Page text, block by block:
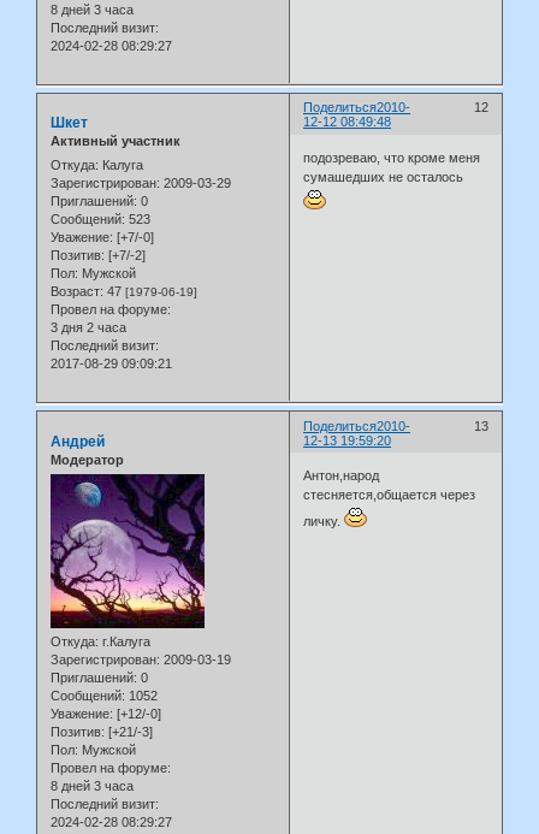
8 дней 3 часа
Последний визит:
2024-02-28 08:29:27
Поделиться 12
2010-
12-12 08:49:48
Шкет
Активный участник
Откуда: Калуга
Зарегистрирован: 2009-03-29
Приглашений: 0
Сообщений: 523
Уважение: [+7/-0]
Позитив: [+7/-2]
Пол: Мужской
Возраст: 47 [1979-06-19]
Провел на форуме:
3 дня 2 часа
Последний визит:
2017-08-29 09:09:21
подозреваю, что кроме меня
сумашедших не осталось
Поделиться 13
2010-
12-13 19:59:20
Андрей
Модератор
Откуда: г.Калуга
Зарегистрирован: 2009-03-19
Приглашений: 0
Сообщений: 1052
Уважение: [+12/-0]
Позитив: [+21/-3]
Пол: Мужской
Провел на форуме:
8 дней 3 часа
Последний визит:
2024-02-28 08:29:27
Антон,народ
стесняется,общается через
личку.